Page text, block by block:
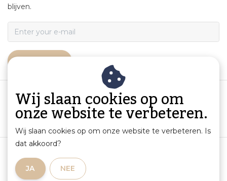
blijven.
Productinformatie en aansprakelijkheid
Wij slaan cookies op om
onze website te verbeteren.
Wij slaan cookies op om onze website te verbeteren. Is
dat akkoord?
JA NEE